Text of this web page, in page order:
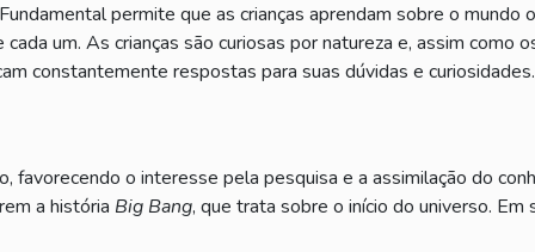
permite que as crianças aprendam sobre o
um. As crianças são curiosas por natureza e, assim como
constantemente respostas para suas dúvidas e curiosidades.
favorecendo o interesse pela pesquisa e a assimilação do
a história Big Bang, que trata sobre o início do universo.